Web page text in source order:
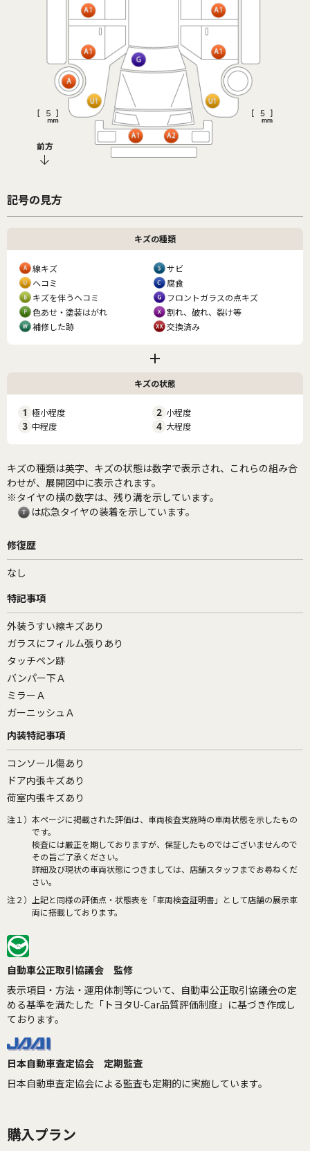
前方
記号の見方
キズの種類
線キズ
サビ
ヘコミ
腐食
キズを伴うヘコミ
フロントガラスの点キズ
色あせ・塗装はがれ
割れ、破れ、裂け等
補修した跡
交換済み
キズの状態
1 極小程度 2 小程度
3 中程度 4 大程度
キズの種類は英字、キズの状態は数字で表示され、これらの組み合
わせが、展開図中に表示されます。
※タイヤの横の数字は、残り溝を示しています。
は応急タイヤの装着を示しています。
修復歴
なし
特記事項
外装うすい線キズあり
ガラスにフィルム張りあり
タッチペン跡
バンパー下Ａ
ミラーＡ
ガーニッシュＡ
内装特記事項
コンソール傷あり
ドア内張キズあり
荷室内張キズあり
注１） 本ページに掲載された評価は、車両検査実施時の車両状態を示したもの
です。
検査には厳正を期しておりますが、保証したものではございませんので
その旨ご了承ください。
詳細及び現状の車両状態につきましては、店舗スタッフまでお尋ねくだ
さい。
注２）
上記と同様の評価点・状態表を「車両検査証明書」として店舗の展示車
両に搭載しております。
自動車公正取引協議会 監修
表示項目・方法・運用体制等について、自動車公正取引協議会の定
める基準を満たした「トヨタU-Car品質評価制度」に基づき作成し
ております。
日本自動車査定協会 定期監査
日本自動車査定協会による監査も定期的に実施しています。
購入プラン